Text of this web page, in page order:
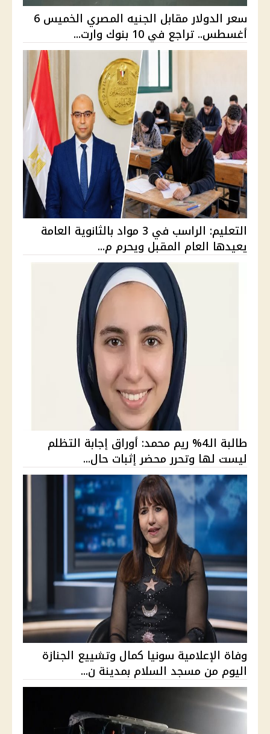
سعر الدولار مقابل الجنيه المصري الخميس 6
أغسطس.. تراجع في 10 بنوك وارت...
التعليم: الراسب في 3 مواد بالثانوية العامة
يعيدها العام المقبل ويحرم م...
طالبة الـ4% ريم محمد: أوراق إجابة التظلم
ليست لها وتحرر محضر إثبات حال...
وفاة الإعلامية سونيا كمال وتشييع الجنازة
اليوم من مسجد السلام بمدينة ن...